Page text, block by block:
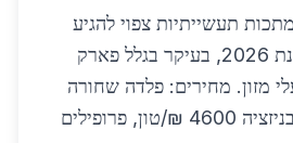
תעשייתיות צפוי להגיע
ל-25,000 טון בשנת 2026, בעיקר בגלל פארק
מזון. מחירים: פלדה שחורה
4300 ₪/טון, גלאבניזציה 4600 ₪/טון, פרופילים